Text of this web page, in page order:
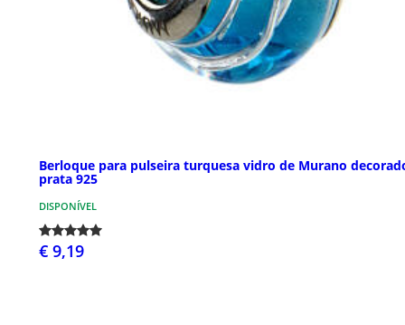
Berloque para pulseira turquesa vidro de Murano
prata 925
DISPONÍVEL
€ 9,19